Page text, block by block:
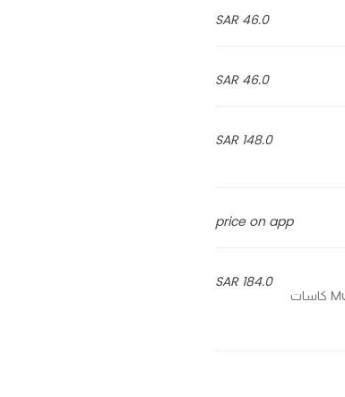
46.0 SAR
46.0 SAR
148.0 SAR
price on app
184.0 SAR
Musakhan and mini grape leaves cups each cup have 2 pcs Musakhan and 2 pcs mini grape leaves كاسات